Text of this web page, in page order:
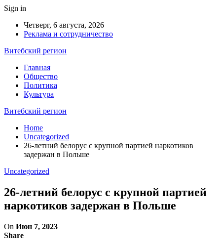
Sign in
Четверг, 6 августа, 2026
Реклама и сотрудничество
Витебский регион
Главная
Общество
Политика
Культура
Витебский регион
Home
Uncategorized
26-летний белорус с крупной партией наркотиков
задержан в Польше
Uncategorized
26-летний белорус с крупной партией
наркотиков задержан в Польше
On Июн 7, 2023
Share